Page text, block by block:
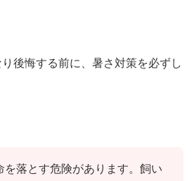
後悔する前に、暑さ対策を必ずし
を落とす危険があります。飼い